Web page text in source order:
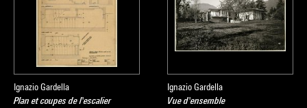
Ignazio Gardella
Plan et coupes de l'escalier
Ignazio Gardella
Vue d'ensemble